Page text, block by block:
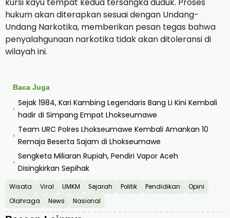
hukum akan diterapkan sesuai dengan Undang-
Undang Narkotika, memberikan pesan tegas bahwa
penyalahgunaan narkotika tidak akan ditoleransi di
wilayah ini.
Baca Juga
›
Sejak 1984, Kari Kambing Legendaris Bang Li Kini Kembali
hadir di Simpang Empat Lhokseumawe
›
Team URC Polres Lhokseumawe Kembali Amankan 10
Remaja Beserta Sajam di Lhokseumawe
›
Sengketa Miliaran Rupiah, Pendiri Vapor Aceh
Disingkirkan Sepihak
Wisata Viral UMKM Sejarah Politik Pendidikan
Opini
Olahraga
News Nasional